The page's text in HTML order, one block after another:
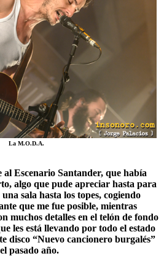
La M.O.D.A.
al Escenario Santander, que había
algo que pude apreciar hasta para
sala hasta los topes, cogiendo
que me fue posible, mientras
muchos detalles en el telón de fondo
les está llevando por todo el estado
disco “Nuevo cancionero burgalés”
pasado año.